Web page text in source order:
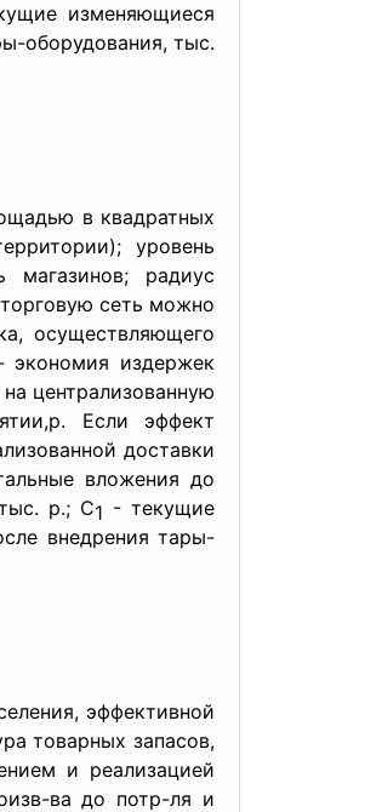
изменяющиеся
оборудования, тыс.
в квадратных
уровень
магазинов; радиус
сеть можно
осуществляющего
экономия издержек
централизованную
Если эффект
доставки
вложения до
р.; С1 - текущие
внедрения тары-
эффективной
товарных запасов,
и реализацией
ва до потр-ля и